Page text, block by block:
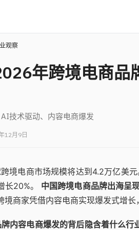
观察
年跨境电商品
技术驱动、内容电商爆发
12月9日
境电商市场规模将达到4.2万亿美
长20%。 中国跨境电商品牌出海呈
境商家凭借内容电商实现爆发式增
内容电商爆发的背后隐含着什么行